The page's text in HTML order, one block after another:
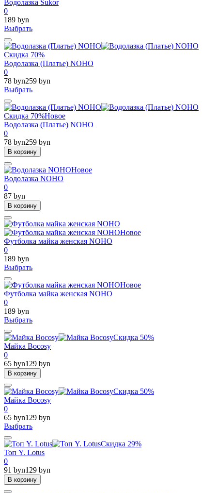
Водолазка Sukor
0
189 byn
Выбрать
Скидка 70%
Водолазка (Платье) NOHO
0
78 byn259 byn
Выбрать
Скидка 70%Новое
Водолазка (Платье) NOHO
0
78 byn259 byn
В корзину
Новое
Водолазка NOHO
0
87 byn
В корзину
Новое
Футболка майка женская NOHO
0
189 byn
Выбрать
Новое
Футболка майка женская NOHO
0
189 byn
Выбрать
Скидка 50%
Майка Bocosy
0
65 byn129 byn
В корзину
Скидка 50%
Майка Bocosy
0
65 byn129 byn
Выбрать
Скидка 29%
Топ Y. Lotus
0
91 byn129 byn
В корзину